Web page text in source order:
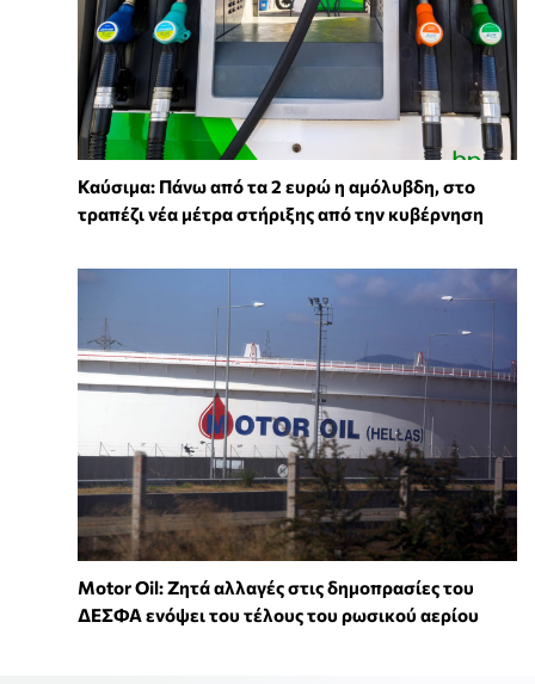
Καύσιμα: Πάνω από τα 2 ευρώ η αμόλυβδη, στο
τραπέζι νέα μέτρα στήριξης από την κυβέρνηση
Motor Oil: Ζητά αλλαγές στις δημοπρασίες του
ΔΕΣΦΑ ενόψει του τέλους του ρωσικού αερίου